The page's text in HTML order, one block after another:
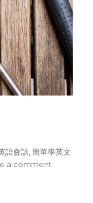
語會話 ,簡單學英文
a comment